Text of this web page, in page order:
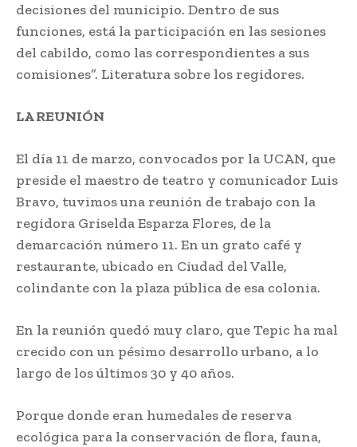
decisiones del municipio. Dentro de sus
funciones, está la participación en las sesiones
del cabildo, como las correspondientes a sus
comisiones”. Literatura sobre los regidores.
LA REUNIÓN
El día 11 de marzo, convocados por la UCAN, que
preside el maestro de teatro y comunicador Luis
Bravo, tuvimos una reunión de trabajo con la
regidora Griselda Esparza Flores, de la
demarcación número 11. En un grato café y
restaurante, ubicado en Ciudad del Valle,
colindante con la plaza pública de esa colonia.
En la reunión quedó muy claro, que Tepic ha mal
crecido con un pésimo desarrollo urbano, a lo
largo de los últimos 30 y 40 años.
Porque donde eran humedales de reserva
ecológica para la conservación de flora, fauna,